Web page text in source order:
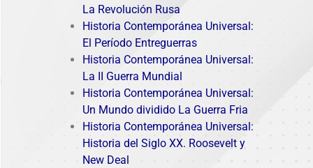
La Revolución Rusa
Historia Contemporánea Universal:
El Período Entreguerras
Historia Contemporánea Universal:
La II Guerra Mundial
Historia Contemporánea Universal:
Un Mundo dividido La Guerra Fria
Historia Contemporánea Universal:
Historia del Siglo XX. Roosevelt y
New Deal